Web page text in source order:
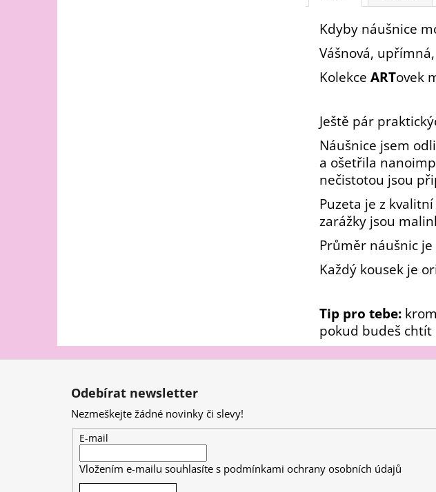
Kdyby náušnice
Vášnová,
Kolekce ARTovek
Ještě pár
Náušnice jsem
a ošetřila
nečistotou jsou
Puzeta je z
zarážky jsou
Průměr náušnic je
Každý kousek je
Tip pro tebe:
pokud budeš chtít
Z
Odebírat newsletter
Nezmeškejte žádné novinky či slevy!
E-mail
Vložením e-mailu souhlasíte s podmínkami ochrany osobních údajů